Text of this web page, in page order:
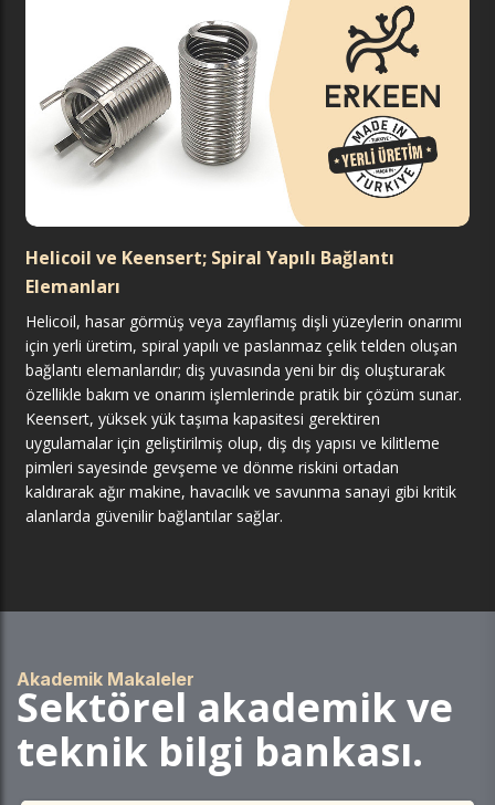
Helicoil ve Keensert; Spiral Yapılı Bağlantı
Elemanları
Helicoil, hasar görmüş veya zayıflamış dişli yüzeylerin onarımı
için yerli üretim, spiral yapılı ve paslanmaz çelik telden oluşan
bağlantı elemanlarıdır; diş yuvasında yeni bir diş oluşturarak
özellikle bakım ve onarım işlemlerinde pratik bir çözüm sunar.
Keensert, yüksek yük taşıma kapasitesi gerektiren
uygulamalar için geliştirilmiş olup, diş dış yapısı ve kilitleme
pimleri sayesinde gevşeme ve dönme riskini ortadan
kaldırarak ağır makine, havacılık ve savunma sanayi gibi kritik
alanlarda güvenilir bağlantılar sağlar.
Akademik Makaleler
Sektörel akademik ve
teknik bilgi bankası.